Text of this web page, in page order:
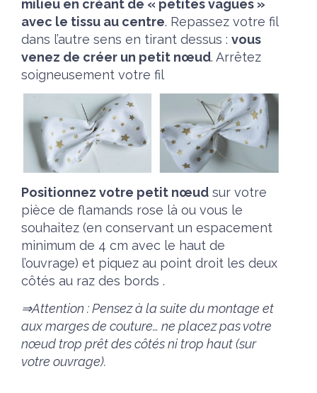
milieu en créant de « petites vagues »
avec le tissu au centre. Repassez votre fil
dans l’autre sens en tirant dessus : vous
venez de créer un petit nœud. Arrêtez
soigneusement votre fil
Positionnez votre petit nœud sur votre
pièce de flamands rose là ou vous le
souhaitez (en conservant un espacement
minimum de 4 cm avec le haut de
l’ouvrage) et piquez au point droit les deux
côtés au raz des bords .
⇒Attention : Pensez à la suite du montage et
aux marges de couture… ne placez pas votre
nœud trop prêt des côtés ni trop haut (sur
votre ouvrage).